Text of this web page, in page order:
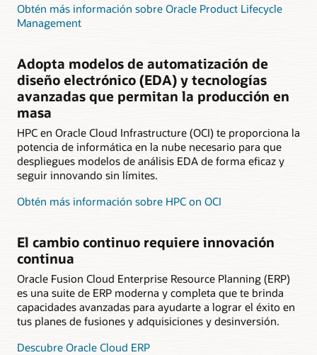
Obtén más información sobre Oracle Product Lifecycle
Management
Adopta modelos de automatización de
diseño electrónico (EDA) y tecnologías
avanzadas que permitan la producción en
masa
HPC en Oracle Cloud Infrastructure (OCI) te proporciona la
potencia de informática en la nube necesario para que
despliegues modelos de análisis EDA de forma eficaz y
seguir innovando sin límites.
Obtén más información sobre HPC on OCI
El cambio continuo requiere innovación
continua
Oracle Fusion Cloud Enterprise Resource Planning (ERP)
es una suite de ERP moderna y completa que te brinda
capacidades avanzadas para ayudarte a lograr el éxito en
tus planes de fusiones y adquisiciones y desinversión.
Descubre Oracle Cloud ERP